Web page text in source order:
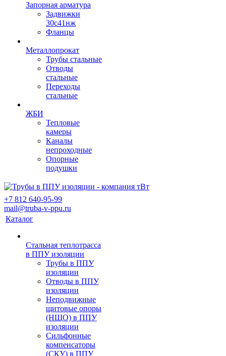
Запорная арматура
Задвижки
30с41нж
Фланцы
Металлопрокат
Трубы стальные
Отводы
стальные
Переходы
стальные
ЖБИ
Тепловые
камеры
Каналы
непроходные
Опорные
подушки
+7 812 640-95-99
mail@truba-v-ppu.ru
Каталог
Стальная теплотрасса
в ППУ изоляции
Трубы в ППУ
изоляции
Отводы в ППУ
изоляции
Неподвижные
щитовые опоры
(НЩО) в ППУ
изоляции
Cильфонные
компенсаторы
(СКУ) в ППУ